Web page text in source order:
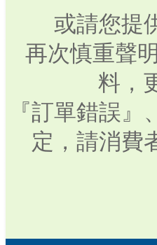
或請您提
再次慎重聲
料，
『訂單錯誤
定，請消費